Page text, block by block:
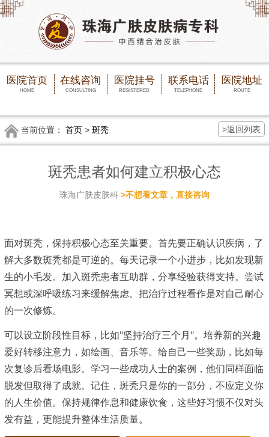
医院首页
HOME
在线咨询
CONSULTING
医院挂号
REGISTERED
联系电话
TELEPHONE
医院地址
ROUTE
当前位置： 首页> 斑秃 >返回列表
斑秃患者如何建立积极心态
珠海广肤皮肤科 >不想看文章，直接咨询
面对斑秃，保持积极心态至关重要。首先要正确认识疾病，了
解大多数斑秃都是可逆的。每天记录一个小进步，比如发现新
生的小毛发。加入斑秃患者互助群，分享经验获得支持。尝试
冥想或深呼吸练习来缓解焦虑。把治疗过程看作是对自己耐心
的一次修炼。
可以设立阶段性目标，比如"坚持治疗三个月"。培养新的兴趣
爱好转移注意力，如绘画、音乐等。给自己一些奖励，比如每
次复诊后看场电影。学习一些成功人士的案例，他们同样面临
脱发但取得了成就。记住，斑秃只是你的一部分，不应定义你
的人生价值。保持规律作息和健康饮食，这些好习惯不仅对头
发有益，更能提升整体生活质量。